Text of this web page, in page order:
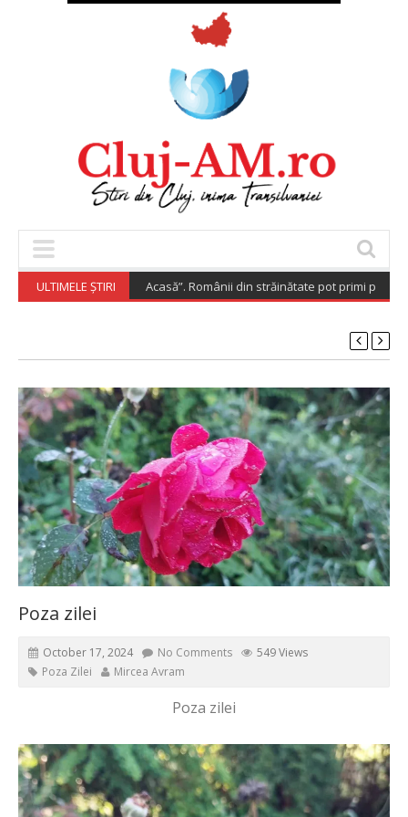
ULTIMELE ȘTIRI
Investește Acasă”. Românii din străinătate pot primi până la
Poza zilei
October 17, 2024 No Comments
549 Views
Poza Zilei
Mircea Avram
Poza zilei